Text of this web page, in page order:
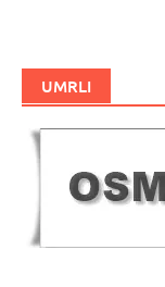
UMRLI